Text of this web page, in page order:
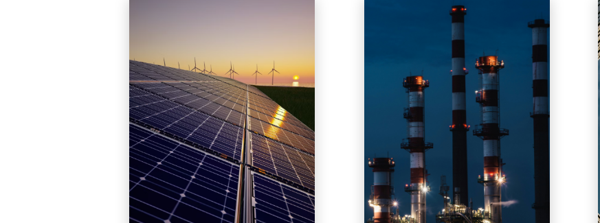
Chemicals & Advanced Materials
石化 | 煤化工 | 精细化工 | 新材
能源生产 | 输配网络 | 公用事业 |
油气储运 | 综合能源